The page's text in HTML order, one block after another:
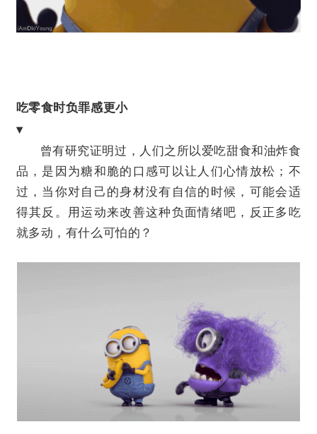
吃零食时负罪感更小
▾
曾有研究证明过，人们之所以爱吃甜食和油炸食
品，是因为糖和脆的口感可以让人们心情放松；不
过，当你对自己的身材没有自信的时候，可能会适
得其反。用运动来改善这种负面情绪吧，反正多吃
就多动，有什么可怕的？